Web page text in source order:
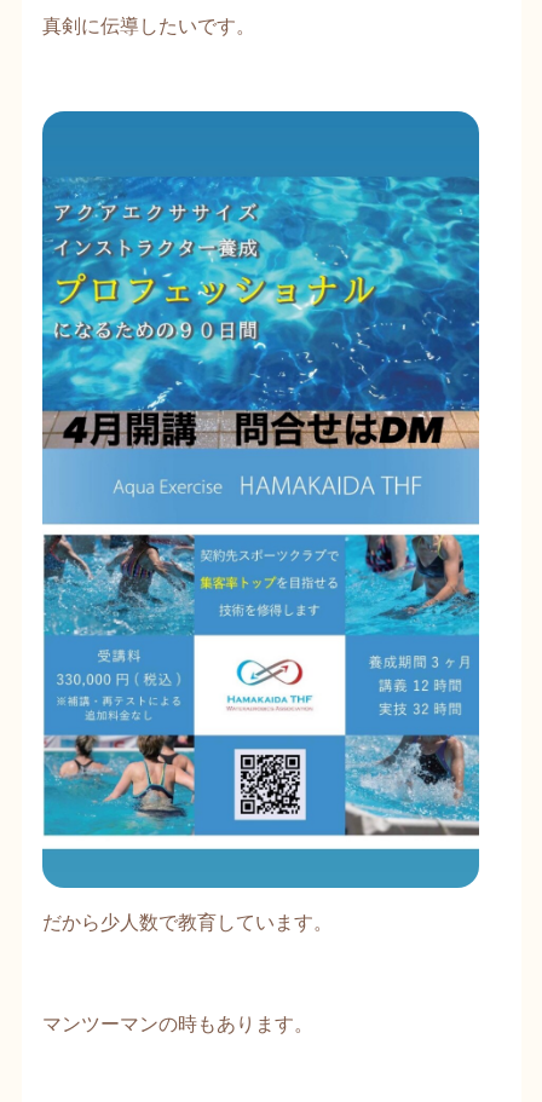
真剣に伝導したいです。
だから少人数で教育しています。
マンツーマンの時もあります。